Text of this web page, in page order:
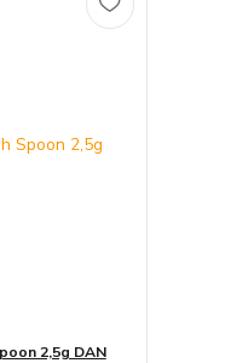
2,5g DAN